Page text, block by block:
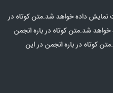
نمایش داده خواهد شد.متن کوتاه در
شد.متن کوتاه در باره انجمن
کوتاه در باره انجمن در این